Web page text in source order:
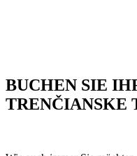
BUCHEN SIE
TRENČIANSKE